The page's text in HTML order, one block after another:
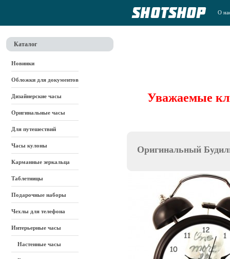
О
Каталог
Новинки
Обложки для документов
Дизайнерские часы
Оригинальные часы
Для путешествий
Часы кулоны
Карманные зеркальца
Таблетницы
Подарочные наборы
Чехлы для телефона
Интерьерные часы
Настенные часы
Уважаемые
Оригинальный